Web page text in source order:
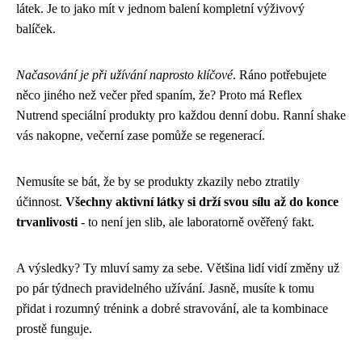
látek. Je to jako mít v jednom balení kompletní výživový
balíček.
Načasování je při užívání naprosto klíčové. Ráno potřebujete
něco jiného než večer před spaním, že? Proto má Reflex
Nutrend speciální produkty pro každou denní dobu. Ranní shake
vás nakopne, večerní zase pomůže se regenerací.
Nemusíte se bát, že by se produkty zkazily nebo ztratily
účinnost. Všechny aktivní látky si drží svou sílu až do konce
trvanlivosti - to není jen slib, ale laboratorně ověřený fakt.
A výsledky? Ty mluví samy za sebe. Většina lidí vidí změny už
po pár týdnech pravidelného užívání. Jasně, musíte k tomu
přidat i rozumný trénink a dobré stravování, ale ta kombinace
prostě funguje.